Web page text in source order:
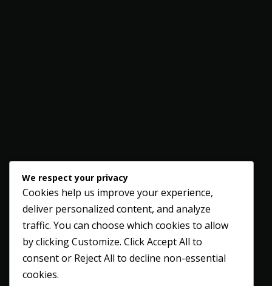
We respect your privacy
Cookies help us improve your experience,
deliver personalized content, and analyze
traffic. You can choose which cookies to allow
by clickingCustomize. ClickAccept All to
consent or Reject All to decline non-essential
cookies.